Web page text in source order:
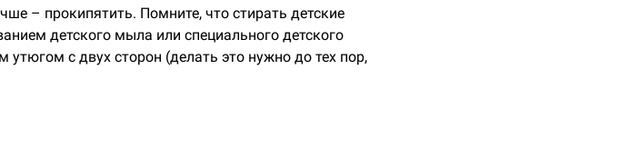
– прокипятить. Помните, что стирать детские
детского мыла или специального детского
с двух сторон (делать это нужно до тех пор,